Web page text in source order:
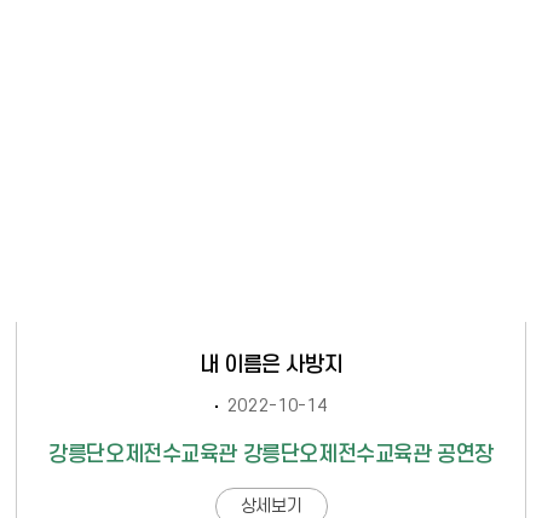
내 이름은 사방지
2022-10-14
강릉단오제전수교육관 강릉단오제전수교육관 공연장
상세보기